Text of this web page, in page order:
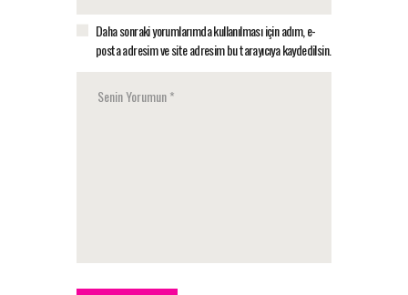
Daha sonraki yorumlarımda kullanılması için adım, e-
posta adresim ve site adresim bu tarayıcıya kaydedilsin.